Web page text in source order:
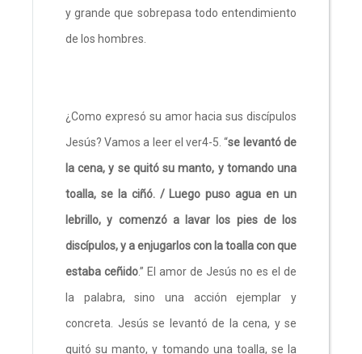
y grande que sobrepasa todo entendimiento
de los hombres.
¿Como expresó su amor hacia sus discípulos
Jesús? Vamos a leer el ver4-5. “se levantó de
la cena, y se quitó su manto, y tomando una
toalla, se la ciñó. / Luego puso agua en un
lebrillo, y comenzó a lavar los pies de los
discípulos, y a enjugarlos con la toalla con que
estaba ceñido.” El amor de Jesús no es el de
la palabra, sino una acción ejemplar y
concreta. Jesús se levantó de la cena, y se
quitó su manto, y tomando una toalla, se la